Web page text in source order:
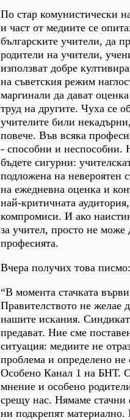
По стар комунистически
и част от медиите се
българските учители, да
родители на учители,
използват добре
на съветския режим
маргинали да дават
труд на другите. Чуха се
учителите били
повече. Във всяка
- способни и неспособни.
бъдете сигурни:
подложена на невероятен
на ежедневна оценка и
най-критичната
компромиси. И ако
за учител, просто не може
професията.
Вчера получих това писмо:
“В момента стачката
Правителството не желае
нашите искания.
предават. Ние сме
ситуация: медиите не
проблема и определено не
Особено Канал 1 на БНТ.
мнение и особено
срещу нас. Нямаме стачни
ни подкрепят